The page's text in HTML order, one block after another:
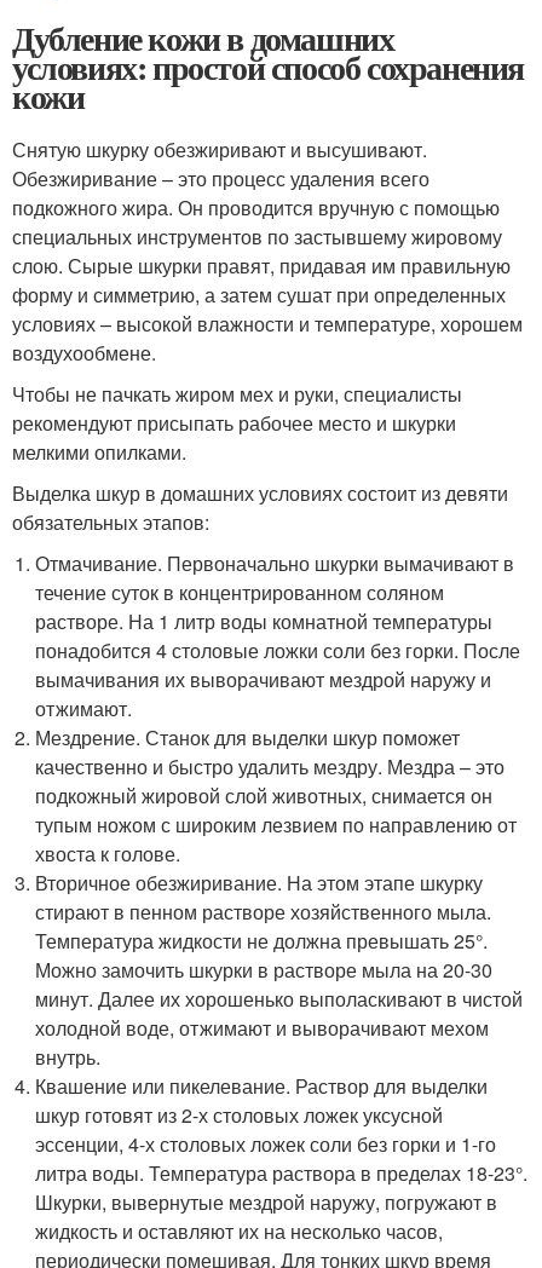
Дубление кожи в домашних
условиях: простой способ сохранения
кожи
Снятую шкурку обезжиривают и высушивают.
Обезжиривание – это процесс удаления всего
подкожного жира. Он проводится вручную с помощью
специальных инструментов по застывшему жировому
слою. Сырые шкурки правят, придавая им правильную
форму и симметрию, а затем сушат при определенных
условиях – высокой влажности и температуре, хорошем
воздухообмене.
Чтобы не пачкать жиром мех и руки, специалисты
рекомендуют присыпать рабочее место и шкурки
мелкими опилками.
Выделка шкур в домашних условиях состоит из девяти
обязательных этапов:
Отмачивание. Первоначально шкурки вымачивают в
течение суток в концентрированном соляном
растворе. На 1 литр воды комнатной температуры
понадобится 4 столовые ложки соли без горки. После
вымачивания их выворачивают мездрой наружу и
отжимают.
Мездрение. Станок для выделки шкур поможет
качественно и быстро удалить мездру. Мездра – это
подкожный жировой слой животных, снимается он
тупым ножом с широким лезвием по направлению от
хвоста к голове.
Вторичное обезжиривание. На этом этапе шкурку
стирают в пенном растворе хозяйственного мыла.
Температура жидкости не должна превышать 25°.
Можно замочить шкурки в растворе мыла на 20-30
минут. Далее их хорошенько выполаскивают в чистой
холодной воде, отжимают и выворачивают мехом
внутрь.
Квашение или пикелевание. Раствор для выделки
шкур готовят из 2-х столовых ложек уксусной
эссенции, 4-х столовых ложек соли без горки и 1-го
литра воды. Температура раствора в пределах 18-23°.
Шкурки, вывернутые мездрой наружу, погружают в
жидкость и оставляют их на несколько часов,
периодически помешивая. Для тонких шкур время